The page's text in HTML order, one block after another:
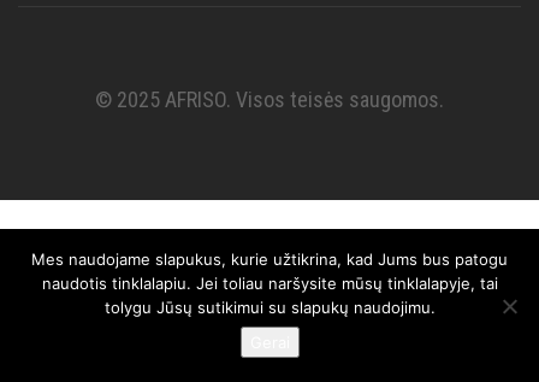
© 2025 AFRISO. Visos teisės saugomos.
Mes naudojame slapukus, kurie užtikrina, kad Jums bus patogu
naudotis tinklalapiu. Jei toliau naršysite mūsų tinklalapyje, tai
tolygu Jūsų sutikimui su slapukų naudojimu.